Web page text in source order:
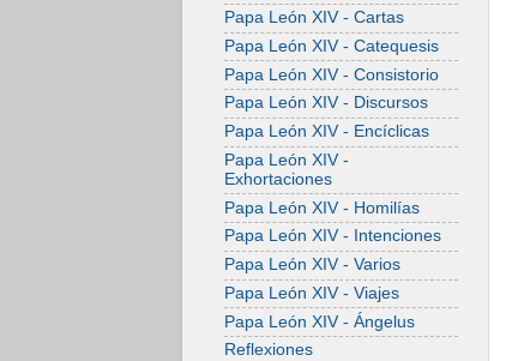
Papa León XIV - Cartas
Papa León XIV - Catequesis
Papa León XIV - Consistorio
Papa León XIV - Discursos
Papa León XIV - Encíclicas
Papa León XIV -
Exhortaciones
Papa León XIV - Homilías
Papa León XIV - Intenciones
Papa León XIV - Varios
Papa León XIV - Viajes
Papa León XIV - Ángelus
Reflexiones